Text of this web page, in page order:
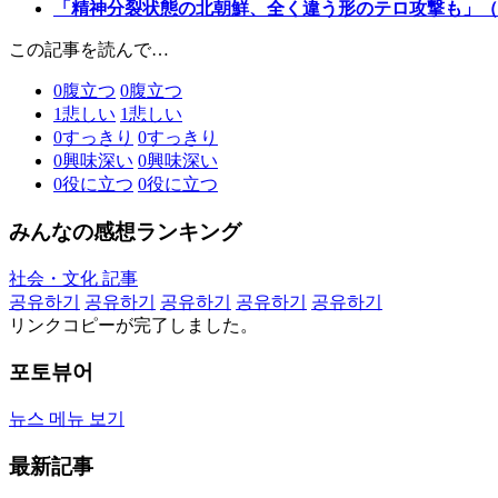
「精神分裂状態の北朝鮮、全く違う形のテロ攻撃も」
この記事を読んで…
0腹立つ 0腹立つ
1悲しい 1悲しい
0すっきり 0すっきり
0興味深い 0興味深い
0役に立つ 0役に立つ
みんなの感想ランキング
社会・文化 記事
공유하기
공유하기 공유하기 공유하기
공유하기
リンクコピーが完了しました。
포토뷰어
뉴스 메뉴 보기
最新記事